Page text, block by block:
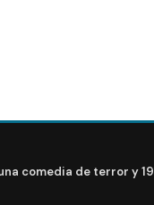
comedia de terror y 19